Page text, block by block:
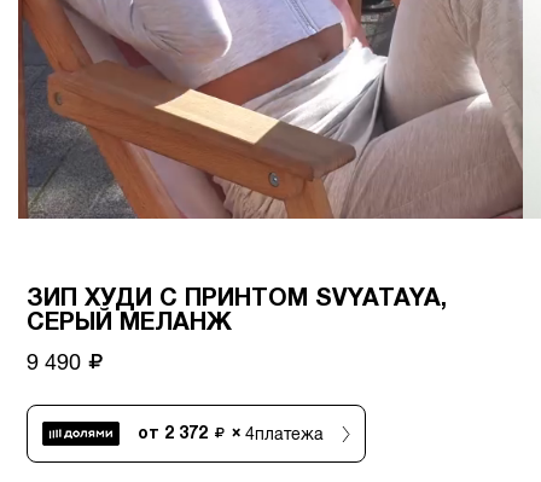
ЗИП ХУДИ С ПРИНТОМ SVYATAYA,
СЕРЫЙ МЕЛАНЖ
9 490
от 2 372 × 4платежа